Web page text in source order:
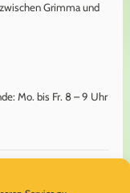
Grimma und
Mo. bis Fr. 8 – 9 Uhr